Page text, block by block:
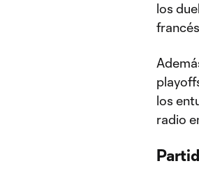
los
los
radio